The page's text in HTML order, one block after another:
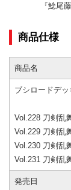
『鯰尾
商品仕様
商品名
ブシロードデ
Vol.228 刀剣乱
Vol.229 刀剣乱
Vol.230 刀剣乱
Vol.231 刀剣乱
発売日